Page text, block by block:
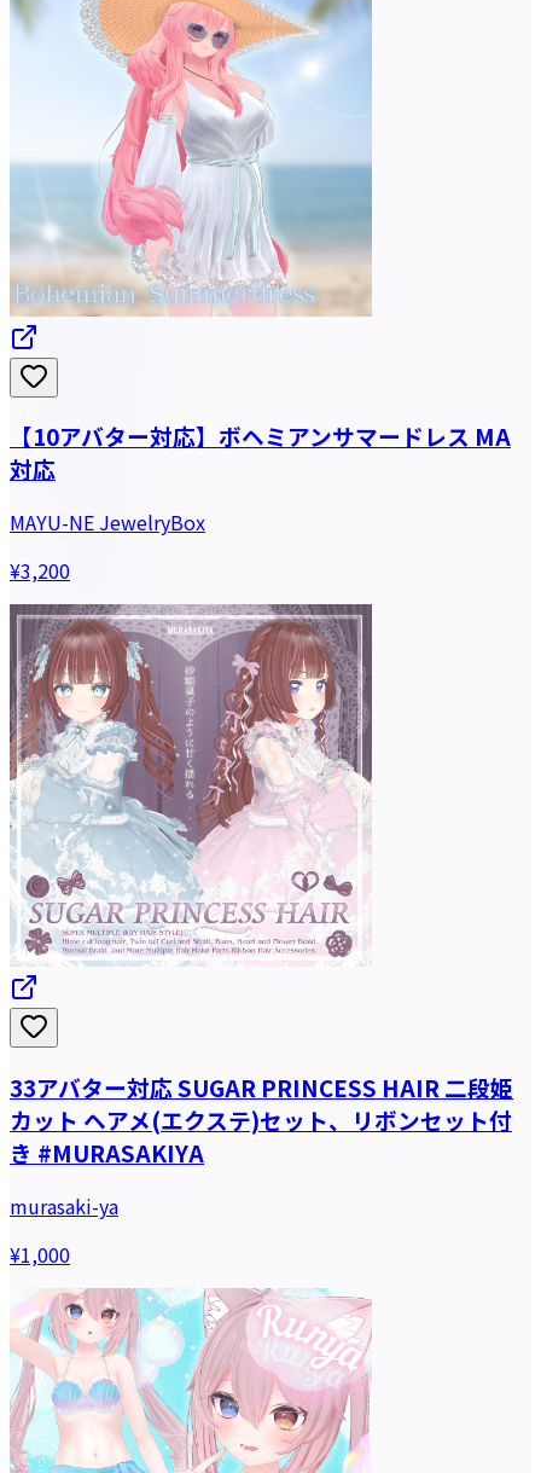
【10アバター対応】ボヘミアンサマードレス MA
対応
MAYU-NE JewelryBox
¥3,200
33アバター対応 SUGAR PRINCESS HAIR 二段姫
カット ヘアメ(エクステ)セット、リボンセット付
き #MURASAKIYA
murasaki-ya
¥1,000